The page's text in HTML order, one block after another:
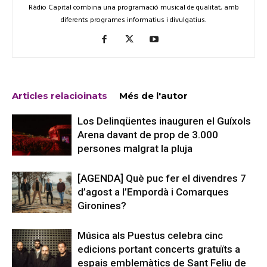
Ràdio Capital combina una programació musical de qualitat, amb
diferents programes informatius i divulgatius.
Articles relacioinats Més de l'autor
Los Delinqüentes inauguren el Guíxols
Arena davant de prop de 3.000
persones malgrat la pluja
[AGENDA] Què puc fer el divendres 7
d’agost a l’Empordà i Comarques
Gironines?
Música als Puestus celebra cinc
edicions portant concerts gratuïts a
espais emblemàtics de Sant Feliu de